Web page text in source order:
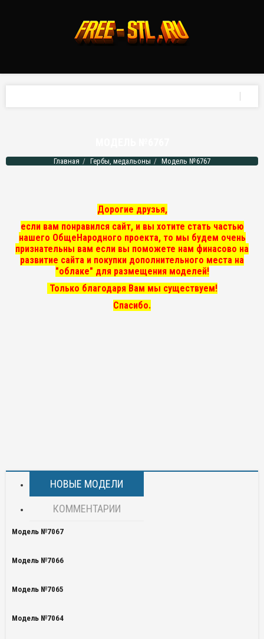
Главная Гербы, медальоны Модель №6767
Дорогие друзья,
если вам понравился сайт, и вы хотите стать частью
нашего ОбщеНародного проекта, то мы будем очень
признательны вам если вы поможете нам финасово на
развитие сайта и покупки дополнительного места на
"облаке" для размещения моделей!
Только благодаря Вам мы существуем!
Спасибо.
НОВЫЕ МОДЕЛИ
КОММЕНТАРИИ
Модель №7067
Модель №7066
Модель №7065
Модель №7064